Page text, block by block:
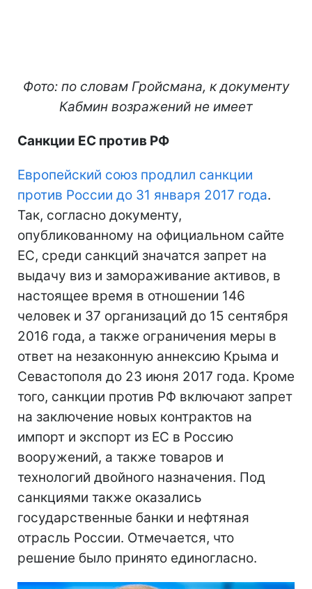
Фото: по словам Гройсмана, к документу
Кабмин возражений не имеет
Санкции ЕС против РФ
Европейский союз продлил санкции
против России до 31 января 2017 года.
Так, согласно документу,
опубликованному на официальном сайте
ЕС, среди санкций значатся запрет на
выдачу виз и замораживание активов, в
настоящее время в отношении 146
человек и 37 организаций до 15 сентября
2016 года, а также ограничения меры в
ответ на незаконную аннексию Крыма и
Севастополя до 23 июня 2017 года. Кроме
того, санкции против РФ включают запрет
на заключение новых контрактов на
импорт и экспорт из ЕС в Россию
вооружений, а также товаров и
технологий двойного назначения. Под
санкциями также оказались
государственные банки и нефтяная
отрасль России. Отмечается, что
решение было принято единогласно.